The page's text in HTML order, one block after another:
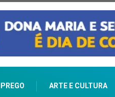
ARTE E CULTURA